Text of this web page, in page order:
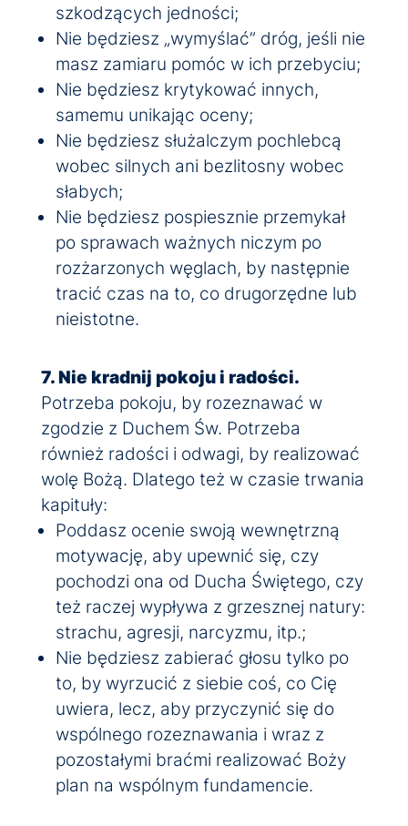
szkodzących jedności;
Nie będziesz „wymyślać” dróg, jeśli nie
masz zamiaru pomóc w ich przebyciu;
Nie będziesz krytykować innych,
samemu unikając oceny;
Nie będziesz służalczym pochlebcą
wobec silnych ani bezlitosny wobec
słabych;
Nie będziesz pospiesznie przemykał
po sprawach ważnych niczym po
rozżarzonych węglach, by następnie
tracić czas na to, co drugorzędne lub
nieistotne.
7. Nie kradnij pokoju i radości.
Potrzeba pokoju, by rozeznawać w
zgodzie z Duchem Św. Potrzeba
również radości i odwagi, by realizować
wolę Bożą. Dlatego też w czasie trwania
kapituły:
Poddasz ocenie swoją wewnętrzną
motywację, aby upewnić się, czy
pochodzi ona od Ducha Świętego, czy
też raczej wypływa z grzesznej natury:
strachu, agresji, narcyzmu, itp.;
Nie będziesz zabierać głosu tylko po
to, by wyrzucić z siebie coś, co Cię
uwiera, lecz, aby przyczynić się do
wspólnego rozeznawania i wraz z
pozostałymi braćmi realizować Boży
plan na wspólnym fundamencie.